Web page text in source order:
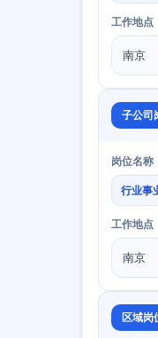
工作地点
南京
子公司
岗位名称
行业事
工作地点
南京
区域岗